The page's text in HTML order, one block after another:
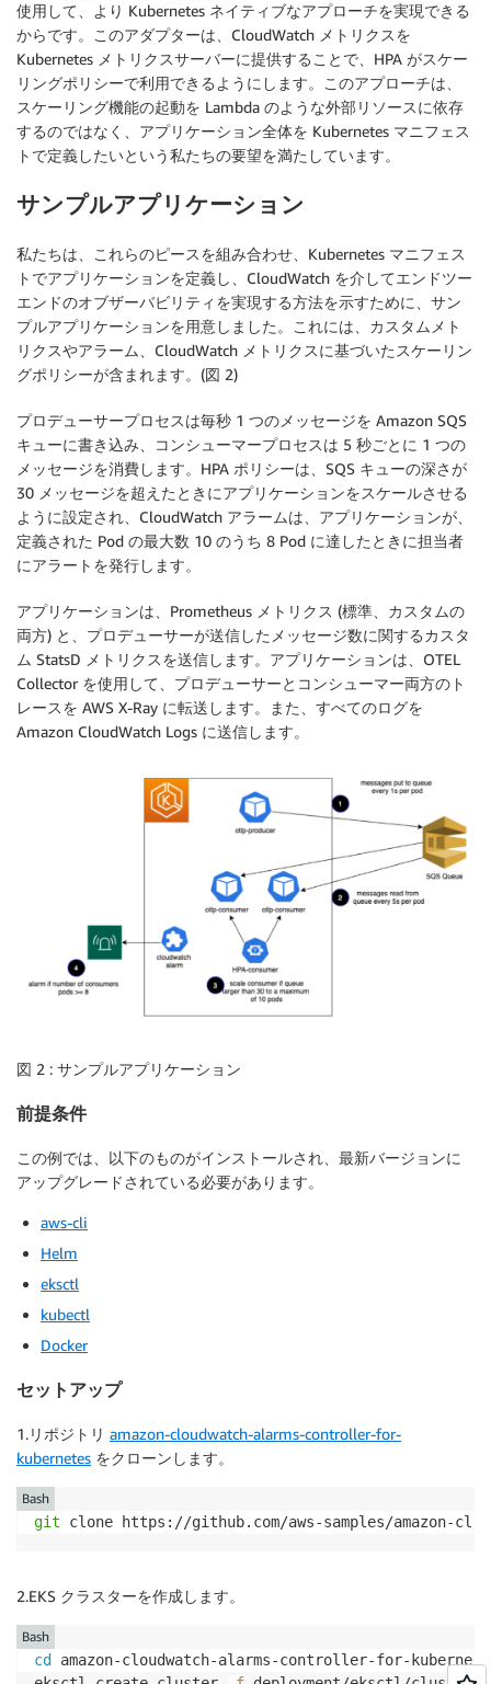
使用して、より Kubernetes ネイティブなアプローチを実現できる
からです。このアダプターは、CloudWatch メトリクスを
Kubernetes メトリクスサーバーに提供することで、HPA がスケー
リングポリシーで利用できるようにします。このアプローチは、
スケーリング機能の起動を Lambda のような外部リソースに依存
するのではなく、アプリケーション全体を Kubernetes マニフェス
トで定義したいという私たちの要望を満たしています。
サンプルアプリケーション
私たちは、これらのピースを組み合わせ、Kubernetes マニフェス
トでアプリケーションを定義し、CloudWatch を介してエンドツー
エンドのオブザーバビリティを実現する方法を示すために、サン
プルアプリケーションを用意しました。これには、カスタムメト
リクスやアラーム、CloudWatch メトリクスに基づいたスケーリン
グポリシーが含まれます。(図 2)
プロデューサープロセスは毎秒 1 つのメッセージを Amazon SQS
キューに書き込み、コンシューマープロセスは 5 秒ごとに 1 つの
メッセージを消費します。HPA ポリシーは、SQS キューの深さが
30 メッセージを超えたときにアプリケーションをスケールさせる
ように設定され、CloudWatch アラームは、アプリケーションが、
定義された Pod の最大数 10 のうち 8 Pod に達したときに担当者
にアラートを発行します。
アプリケーションは、Prometheus メトリクス (標準、カスタムの
両方) と、プロデューサーが送信したメッセージ数に関するカスタ
ム StatsD メトリクスを送信します。アプリケーションは、OTEL
Collector を使用して、プロデューサーとコンシューマー両方のト
レースを AWS X-Ray に転送します。また、すべてのログを
Amazon CloudWatch Logs に送信します。
図 2 : サンプルアプリケーション
前提条件
この例では、以下のものがインストールされ、最新バージョンに
アップグレードされている必要があります。
aws-cli
Helm
eksctl
kubectl
Docker
セットアップ
1.リポジトリ amazon-cloudwatch-alarms-controller-for-
kubernetes をクローンします。
git clone https://github.com/aws-samples/amazon-
Bash
2.EKS クラスターを作成します。
cd amazon-cloudwatch-alarms-controller-for-
Bash